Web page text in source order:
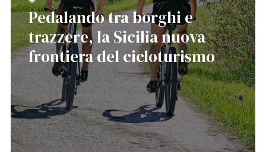
Pedalando tra borghi e
trazzere, la Sicilia nuova
frontiera del cicloturismo